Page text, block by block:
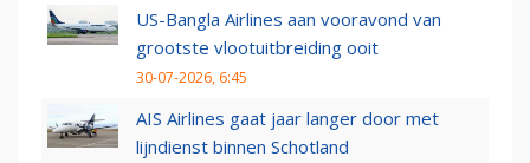
US-Bangla Airlines aan vooravond van
grootste vlootuitbreiding ooit
30-07-2026, 6:45
AIS Airlines gaat jaar langer door met
lijndienst binnen Schotland